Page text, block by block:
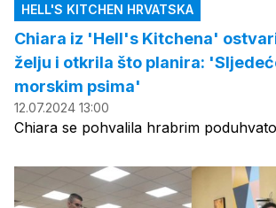
HELL'S KITCHEN HRVATSKA
Chiara iz 'Hell's Kitchena'
želju i otkrila što planira:
morskim psima'
12.07.2024 13:00
Chiara se pohvalila hrabrim